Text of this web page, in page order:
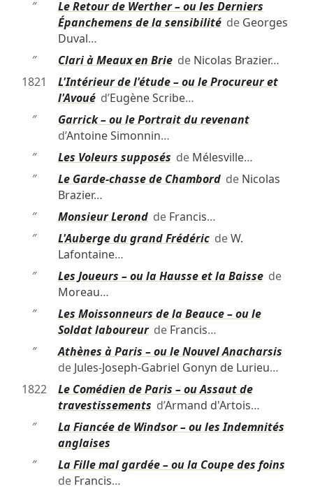
″
Le Retour de Werther – ou les Derniers
Épanchemens de la sensibilitéde Georges
Duval…
″
Clari à Meaux en Briede Nicolas Brazier…
1821
L'Intérieur de l'étude – ou le Procureur et
l'Avouéd’Eugène Scribe…
″
Garrick – ou le Portrait du revenant
d’Antoine Simonnin…
″
Les Voleurs supposés de Mélesville…
″
Le Garde-chasse de Chambordde Nicolas
Brazier…
″
Monsieur Lerondde Francis…
″
L'Auberge du grand FrédéricdeW.
Lafontaine…
″
Les Joueurs – ou la Hausse et la Baissede
Moreau…
″
Les Moissonneurs de la Beauce – ou le
Soldat laboureurde Francis…
″
Athènes à Paris – ou le Nouvel Anacharsis
de Jules-Joseph-Gabriel Gonyn de Lurieu…
1822
Le Comédien de Paris – ou Assaut de
travestissements d’Armand d'Artois…
″
La Fiancée de Windsor – ou les Indemnités
anglaises
″
La Fille mal gardée – ou la Coupe des foins
de Francis…